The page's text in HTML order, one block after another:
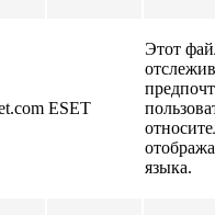
ESET
Этот
языка.